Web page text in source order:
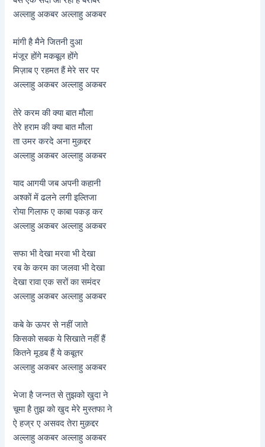
अल्लाहु अकबर अल्लाहु अकबर
मांगी है मैने जितनी दुआ
मंजूर होंगे मकबूल होंगे
मिज़ाब ए रहमत हैं मेरे सर पर
अल्लाहु अकबर अल्लाहु अकबर
तेरे करम की क्या बात मौला
तेरे हराम की क्या बात मौला
ता उमर करदे अना मुक़द्दर
अल्लाहु अकबर अल्लाहु अकबर
याद आगयी जब अपनी कहानी
अश्कों में ढलने लगी इल्तिजा
रोया गिलाफ ए काबा पकड़ कर
अल्लाहु अकबर अल्लाहु अकबर
सफा भी देखा मरवा भी देखा
रब के करम का जलवा भी देखा
देखा रावा एक सरों का समंदर
अल्लाहु अकबर अल्लाहु अकबर
कबे के ऊपर से नहीं जाते
किसको सबक ये सिखाते नहीं हैं
कितने मूडब हैं ये कबूतर
अल्लाहु अकबर अल्लाहु अकबर
भेजा है जन्नत से तुझको खुदा ने
चूमा है तुझ को खुद मेरे मुस्तफा ने
ऐ हज्र ए असवद तेरा मुक़द्दर
अल्लाहु अकबर अल्लाहु अकबर